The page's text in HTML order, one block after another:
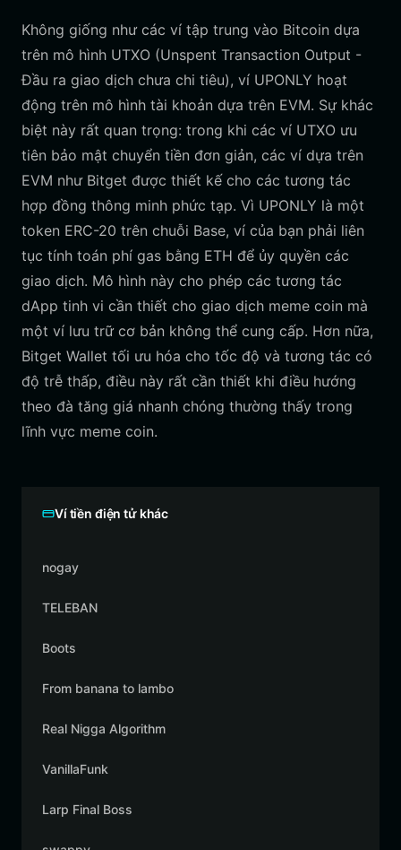
Không giống như các ví tập trung vào Bitcoin dựa
trên mô hình UTXO (Unspent Transaction Output -
Đầu ra giao dịch chưa chi tiêu), ví UPONLY hoạt
động trên mô hình tài khoản dựa trên EVM. Sự khác
biệt này rất quan trọng: trong khi các ví UTXO ưu
tiên bảo mật chuyển tiền đơn giản, các ví dựa trên
EVM như Bitget được thiết kế cho các tương tác
hợp đồng thông minh phức tạp. Vì UPONLY là một
token ERC-20 trên chuỗi Base, ví của bạn phải liên
tục tính toán phí gas bằng ETH để ủy quyền các
giao dịch. Mô hình này cho phép các tương tác
dApp tinh vi cần thiết cho giao dịch meme coin mà
một ví lưu trữ cơ bản không thể cung cấp. Hơn nữa,
Bitget Wallet tối ưu hóa cho tốc độ và tương tác có
độ trễ thấp, điều này rất cần thiết khi điều hướng
theo đà tăng giá nhanh chóng thường thấy trong
lĩnh vực meme coin.
Ví tiền điện tử khác
nogay
TELEBAN
Boots
From banana to lambo
Real Nigga Algorithm
VanillaFunk
Larp Final Boss